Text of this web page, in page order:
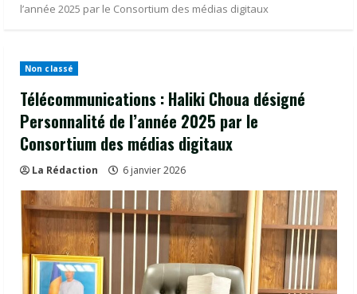
l’année 2025 par le Consortium des médias digitaux
Non classé
Télécommunications : Haliki Choua désigné
Personnalité de l’année 2025 par le
Consortium des médias digitaux
La Rédaction 6 janvier 2026